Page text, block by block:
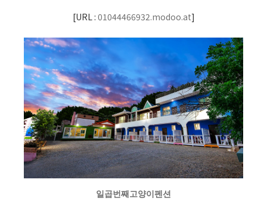
[URL : 01044466932.modoo.at]
일곱번째고양이펜션